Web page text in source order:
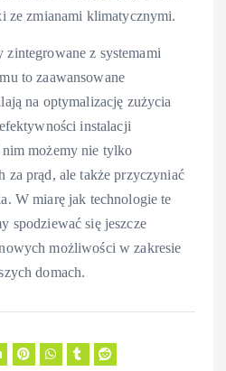
ze zmianami klimatycznymi.
z systemami
to zaawansowane
na optymalizację zużycia
instalacji
możemy nie tylko
za prąd, ale także przyczyniać
W miarę jak technologie te
spodziewać się jeszcze
możliwości w zakresie
domach.